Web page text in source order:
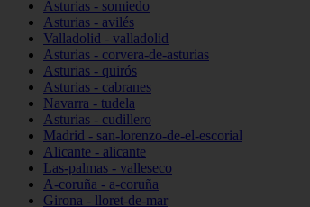
Asturias - somiedo
Asturias - avilés
Valladolid - valladolid
Asturias - corvera-de-asturias
Asturias - quirós
Asturias - cabranes
Navarra - tudela
Asturias - cudillero
Madrid - san-lorenzo-de-el-escorial
Alicante - alicante
Las-palmas - valleseco
A-coruña - a-coruña
Girona - lloret-de-mar